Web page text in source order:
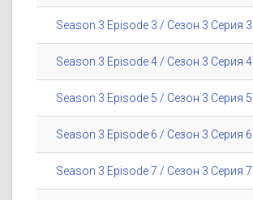
Season 3 Episode 3 / Сезон 3 Серия 3
Season 3 Episode 4 / Сезон 3 Серия 4
Season 3 Episode 5 / Сезон 3 Серия 5
Season 3 Episode 6 / Сезон 3 Серия 6
Season 3 Episode 7 / Сезон 3 Серия 7